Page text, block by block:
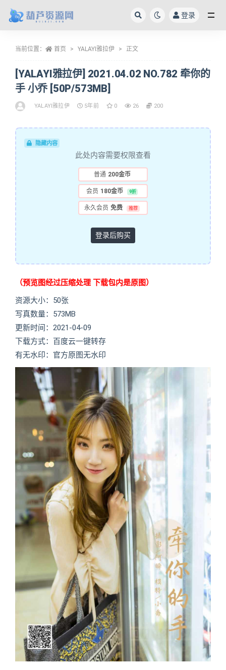
登录
当前位置： 首页 YALAYI雅拉伊 正文
[YALAYI雅拉伊] 2021.04.02 NO.782 牵你的
手 小乔 [50P/573MB]
YALAYI雅拉伊 5年前 0 26 200
隐藏内容
此处内容需要权限查看
普通 200金币
会员 180金币 9折
永久会员 免费 推荐
登录后购买
（预览图经过压缩处理 下载包内是原图）
资源大小：50张
写真数量：573MB
更新时间：2021-04-09
下载方式：百度云一键转存
有无水印：官方原图无水印